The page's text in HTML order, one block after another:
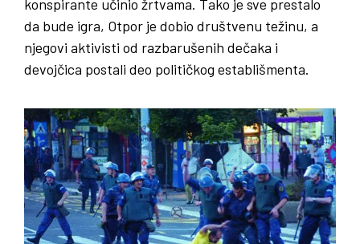
konspirante učinio žrtvama. Tako je sve prestalo
da bude igra, Otpor je dobio društvenu težinu, a
njegovi aktivisti od razbarušenih dečaka i
devojčica postali deo političkog establišmenta.